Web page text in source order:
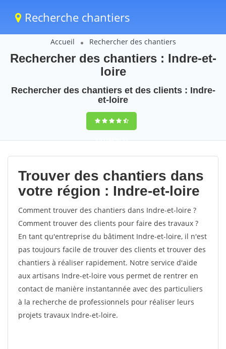
Recherche chantiers
Accueil Rechercher des chantiers
Rechercher des chantiers : Indre-et-
loire
Rechercher des chantiers et des clients : Indre-
et-loire
9,5(100%)39
votes
Trouver des chantiers dans
votre région : Indre-et-loire
Comment trouver des chantiers dans Indre-et-loire ?
Comment trouver des clients pour faire des travaux ?
En tant qu'entreprise du bâtiment Indre-et-loire, il n'est
pas toujours facile de trouver des clients et trouver des
chantiers à réaliser rapidement. Notre service d'aide
aux artisans Indre-et-loire vous permet de rentrer en
contact de manière instantannée avec des particuliers
à la recherche de professionnels pour réaliser leurs
projets travaux Indre-et-loire.